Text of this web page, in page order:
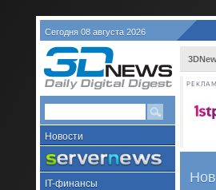
Сегодня 08 августа 2026
Новости
IT-финансы